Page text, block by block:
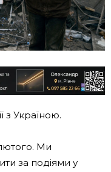
з Україною.
Ми
за подіями у